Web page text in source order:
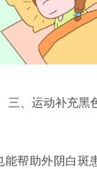
三、运动补充黑
帮助外阴白斑